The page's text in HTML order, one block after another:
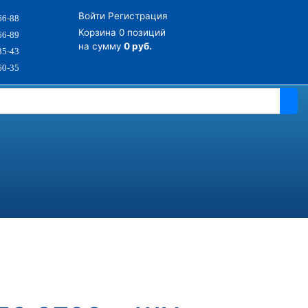
88
89
43
35
Войти Регистрация
Корзина 0 позиций
на сумму 0 руб.